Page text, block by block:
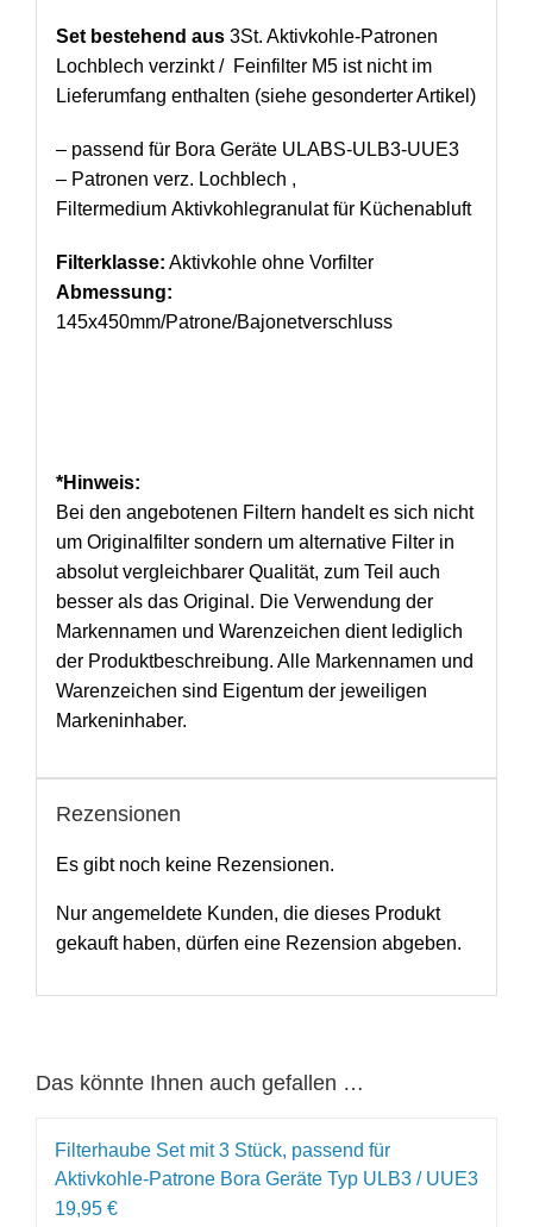
Set bestehend aus3St. Aktivkohle-Patronen
Lochblech verzinkt / Feinfilter M5 ist nicht im
Lieferumfang enthalten (siehe gesonderter Artikel)
– passend für Bora Geräte ULABS-ULB3-UUE3
– Patronen verz. Lochblech ,
Filtermedium Aktivkohlegranulat für Küchenabluft
Filterklasse: Aktivkohle ohne Vorfilter
Abmessung:
145x450mm/Patrone/Bajonetverschluss
*Hinweis:
Bei den angebotenen Filtern handelt es sich nicht
um Originalfilter sondern um alternative Filter in
absolut vergleichbarer Qualität, zum Teil auch
besser als das Original. Die Verwendung der
Markennamen und Warenzeichen dient lediglich
der Produktbeschreibung. Alle Markennamen und
Warenzeichen sind Eigentum der jeweiligen
Markeninhaber.
Rezensionen
Es gibt noch keine Rezensionen.
Nur angemeldete Kunden, die dieses Produkt
gekauft haben, dürfen eine Rezension abgeben.
Das könnte Ihnen auch gefallen …
Filterhaube Set mit 3 Stück, passend für
Aktivkohle-Patrone Bora Geräte Typ ULB3 / UUE3
19,95 €